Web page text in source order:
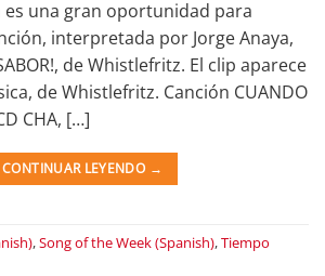
es una gran oportunidad para
interpretada por Jorge Anaya,
de Whistlefritz. El clip aparece
de Whistlefritz. Canción CUANDO
CHA, […]
CONTINUAR LEYENDO →
,Song of the Week (Spanish),Tiempo